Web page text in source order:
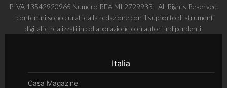
P.IVA 13542920965 Numero REA MI 2729933 - All Rights Reserved.
I contenuti sono curati dalla redazione con il supporto di strumenti
digitali e realizzati in collaborazione con autori indipendenti.
Italia
Casa Magazine